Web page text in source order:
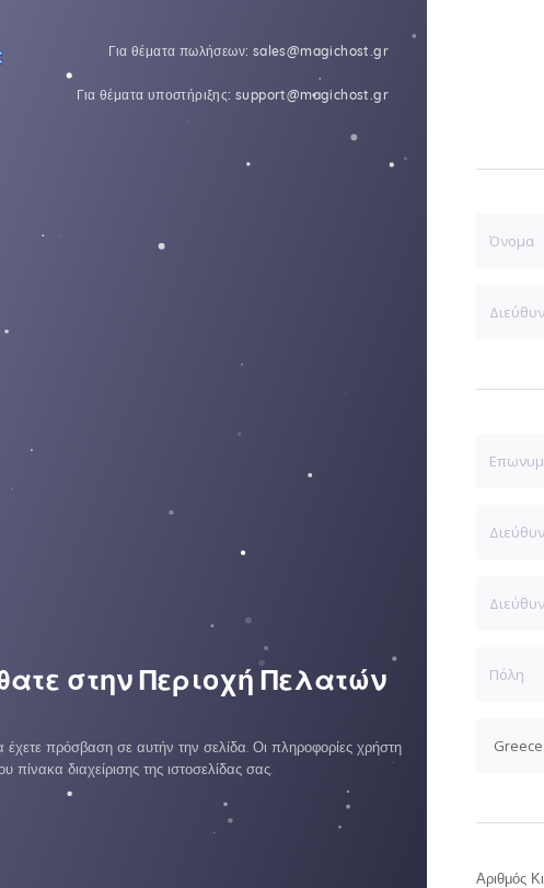
Για θέματα πωλήσεων: sales@magichost.gr
Για θέματα υποστήριξης: support@magichost.gr
στην Περιοχή Πελατών
έχετε πρόσβαση σε αυτήν την σελίδα. Οι πληροφορίες χρήστη
πίνακα διαχείρισης της ιστοσελίδας σας.
Αριθμός